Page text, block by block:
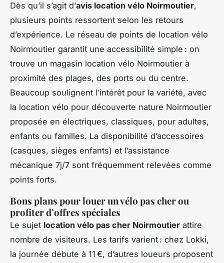
Dès qu’il s’agit d’avis location vélo Noirmoutier,
plusieurs points ressortent selon les retours
d’expérience. Le réseau de points de location vélo
Noirmoutier garantit une accessibilité simple : on
trouve un magasin location vélo Noirmoutier à
proximité des plages, des ports ou du centre.
Beaucoup soulignent l’intérêt pour la variété, avec
la location vélo pour découverte nature Noirmoutier
proposée en électriques, classiques, pour adultes,
enfants ou familles. La disponibilité d’accessoires
(casques, sièges enfants) et l’assistance
mécanique 7j/7 sont fréquemment relevées comme
points forts.
Bons plans pour louer un vélo pas cher ou
profiter d’offres spéciales
Le sujet location vélo pas cher Noirmoutier attire
nombre de visiteurs. Les tarifs varient : chez Lokki,
la journée débute à 11 €, d’autres loueurs proposent